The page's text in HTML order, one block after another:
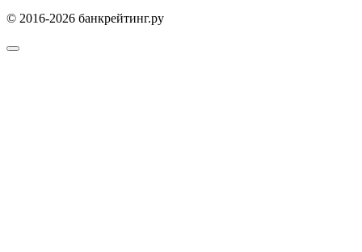
© 2016-2026 банкрейтинг.ру